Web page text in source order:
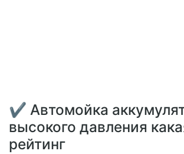
✔ Автомойка
высокого давления
рейтинг